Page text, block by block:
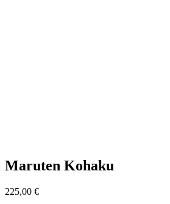
Maruten Kohaku
225,00 €